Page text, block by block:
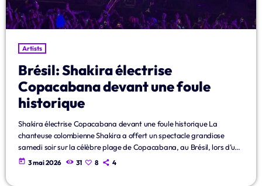
Artists
Brésil: Shakira électrise
Copacabana devant une foule
historique
Shakira électrise Copacabana devant une foule historique La
chanteuse colombienne Shakira a offert un spectacle grandiose
samedi soir sur la célèbre plage de Copacabana, au Brésil, lors d’un
méga concert gratuit ayant rassemblé plus de deux millions de
today 3 mai 2026 31 8 4